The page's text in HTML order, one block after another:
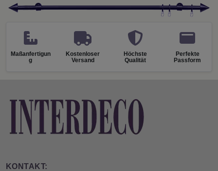
Maßanfertigun
g
Kostenloser
Versand
Höchste
Qualität
Perfekte
Passform
KONTAKT: